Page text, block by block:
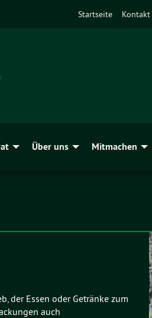
Startseite Kontakt
Über uns Mitmachen
der Essen oder Getränke zum
auch